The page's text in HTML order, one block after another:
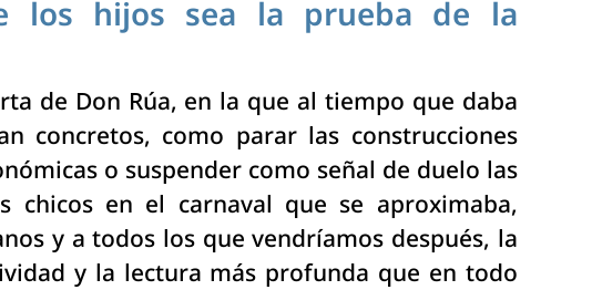
los hijos sea la prueba de la
de Don Rúa, en la que al tiempo que daba
concretos, como parar las construcciones
o suspender como señal de duelo las
chicos en el carnaval que se aproximaba,
y a todos los que vendríamos después, la
y la lectura más profunda que en todo